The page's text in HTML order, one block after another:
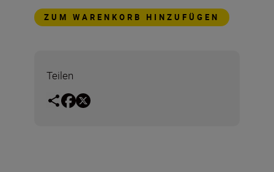
ZUM WARENKORB HINZUFÜGEN
Teilen